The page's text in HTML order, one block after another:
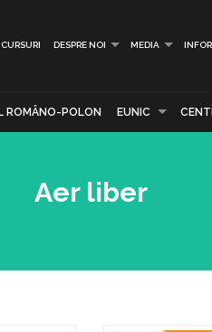
CURSURI DESPRE NOI MEDIA
ROMÂNO-POLON EUNIC
Aer liber